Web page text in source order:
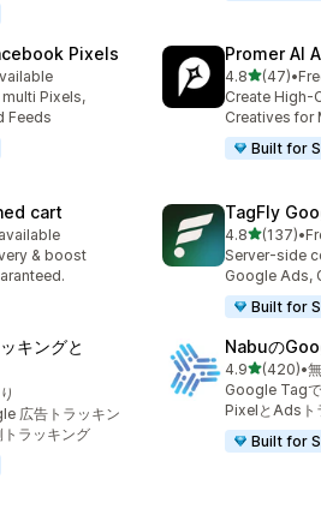
Pixels
Pixels,
Feeds
Promer AI
4.85つ星中
(47)
合計レビュー
•
Create High-
Creatives for
Built for
cart
& boost
TagFly
4.85つ星中
(137)
合計レビュー
•
Server-side
Google Ads,
Built for
キングと
広告トラッキン
ラッキング
Nabuの
4.95つ星中
(420)
合計レビュー
•
Google Tag
PixelとAdsト
Built for